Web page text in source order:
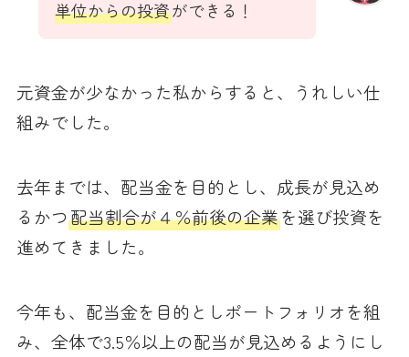
単位からの投資ができる！
元資金が少なかった私からすると、うれしい仕
組みでした。
去年までは、配当金を目的とし、成長が見込め
るかつ配当割合が４％前後の企業を選び投資を
進めてきました。
今年も、配当金を目的としポートフォリオを組
み、全体で3.5％以上の配当が見込めるようにし